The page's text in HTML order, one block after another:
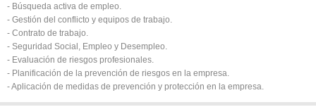
- Búsqueda activa de empleo.
- Gestión del conflicto y equipos de trabajo.
- Contrato de trabajo.
- Seguridad Social, Empleo y Desempleo.
- Evaluación de riesgos profesionales.
- Planificación de la prevención de riesgos en la empresa.
- Aplicación de medidas de prevención y protección en la empresa.